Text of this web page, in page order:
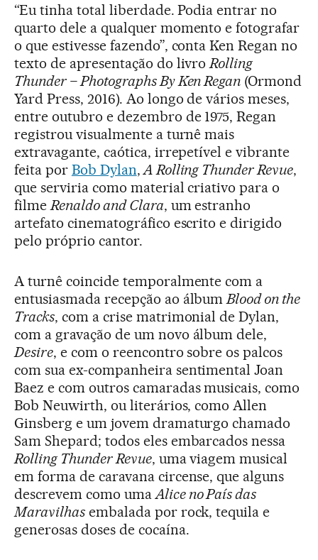
“Eu tinha total liberdade. Podia entrar no
quarto dele a qualquer momento e fotografar
o que estivesse fazendo”, conta Ken Regan no
texto de apresentação do livroRolling
Thunder – Photographs By Ken Regan (Ormond
Yard Press, 2016). Ao longo de vários meses,
entre outubro e dezembro de 1975, Regan
registrou visualmente a turnê mais
extravagante, caótica, irrepetível e vibrante
feita por Bob Dylan, A Rolling Thunder Revue,
que serviria como material criativo para o
filme Renaldo and Clara, um estranho
artefato cinematográfico escrito e dirigido
pelo próprio cantor.
A turnê coincide temporalmente com a
entusiasmada recepção ao álbum Blood on the
Tracks, com a crise matrimonial de Dylan,
com a gravação de um novo álbum dele,
Desire, e com o reencontro sobre os palcos
com sua ex-companheira sentimental Joan
Baez e com outros camaradas musicais, como
Bob Neuwirth, ou literários, como Allen
Ginsberg e um jovem dramaturgo chamado
Sam Shepard; todos eles embarcados nessa
Rolling Thunder Revue, uma viagem musical
em forma de caravana circense, que alguns
descrevem como uma Alice no País das
Maravilhasembalada por rock, tequila e
generosas doses de cocaína.